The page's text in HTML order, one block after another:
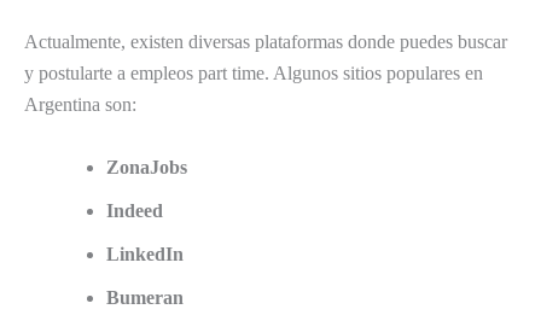
Actualmente, existen diversas plataformas donde puedes buscar
y postularte a empleos part time. Algunos sitios populares en
Argentina son:
ZonaJobs
Indeed
LinkedIn
Bumeran